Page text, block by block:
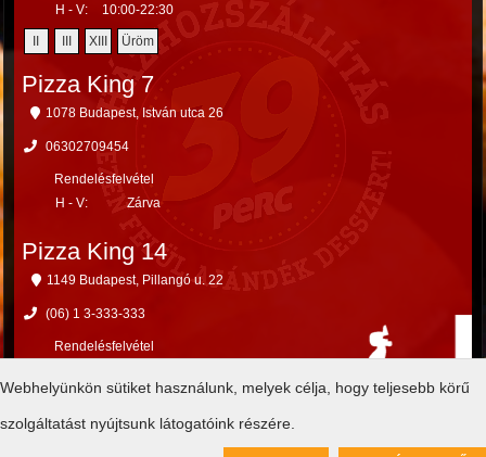
Webhelyünkön sütiket használunk, melyek célja, hogy teljesebb körű
szolgáltatást nyújtsunk látogatóink részére.
H - V:
10:00-22:30
II III XIII Üröm
Pizza King 7
1078 Budapest, István utca 26
06302709454
Rendelésfelvétel
H - V:
Zárva
Pizza King 14
1149 Budapest, Pillangó u. 22
(06) 1 3-333-333
Rendelésfelvétel